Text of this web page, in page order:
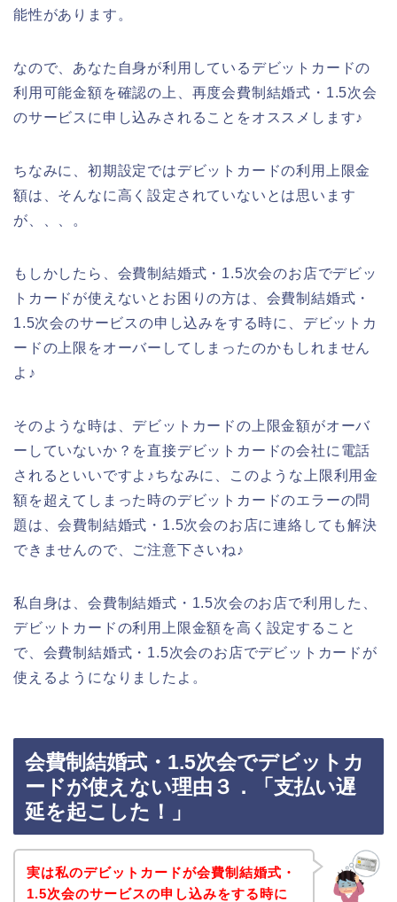
能性があります。
なので、あなた自身が利用しているデビットカードの
利用可能金額を確認の上、再度会費制結婚式・1.5次会
のサービスに申し込みされることをオススメします♪
ちなみに、初期設定ではデビットカードの利用上限金
額は、そんなに高く設定されていないとは思います
が、、、。
もしかしたら、会費制結婚式・1.5次会のお店でデビッ
トカードが使えないとお困りの方は、会費制結婚式・
1.5次会のサービスの申し込みをする時に、デビットカ
ードの上限をオーバーしてしまったのかもしれません
よ♪
そのような時は、デビットカードの上限金額がオーバ
ーしていないか？を直接デビットカードの会社に電話
されるといいですよ♪ちなみに、このような上限利用金
額を超えてしまった時のデビットカードのエラーの問
題は、会費制結婚式・1.5次会のお店に連絡しても解決
できませんので、ご注意下さいね♪
私自身は、会費制結婚式・1.5次会のお店で利用した、
デビットカードの利用上限金額を高く設定すること
で、会費制結婚式・1.5次会のお店でデビットカードが
使えるようになりましたよ。
会費制結婚式・1.5次会でデビットカ
ードが使えない理由３．「支払い遅
延を起こした！」
実は私のデビットカードが会費制結婚式・
1.5次会のサービスの申し込みをする時に